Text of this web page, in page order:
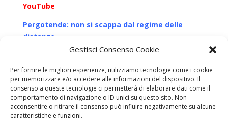
Gestisci Consenso Cookie
Per fornire le migliori esperienze, utilizziamo tecnologie come i cookie
per memorizzare e/o accedere alle informazioni del dispositivo. Il
consenso a queste tecnologie ci permetterà di elaborare dati come il
comportamento di navigazione o ID unici su questo sito. Non
acconsentire o ritirare il consenso può influire negativamente su alcune
caratteristiche e funzioni.
YouTube
Pergotende: non si scappa dal regime delle
distanze
Attività edilizia libera: nessun ostacolo per la
“pergotenda”
Verande Lucio Sestio: Pergolati, Gazebo, Verande, per
avere uno spazio in giardino o terrazzo riparato da
sole e vento.